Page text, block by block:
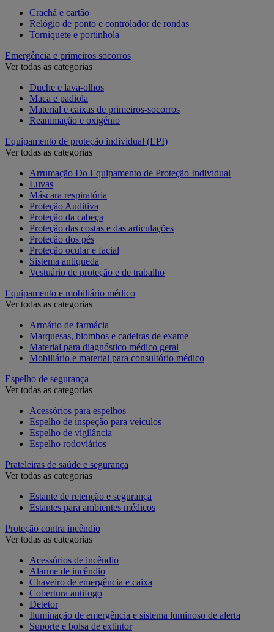
Crachá e cartão
Relógio de ponto e controlador de rondas
Torniquete e portinhola
Emergência e primeiros socorros
Ver todas as categorias
Duche e lava-olhos
Maca e padiola
Material e caixas de primeiros-socorros
Reanimação e oxigénio
Equipamento de proteção individual (EPI)
Ver todas as categorias
Arrumação Do Equipamento de Proteção Individual
Luvas
Máscara respiratória
Proteção Auditiva
Proteção da cabeça
Proteção das costas e das articulações
Proteção dos pés
Proteção ocular e facial
Sistema antiqueda
Vestuário de proteção e de trabalho
Equipamento e mobiliário médico
Ver todas as categorias
Armário de farmácia
Marquesas, biombos e cadeiras de exame
Material para diagnóstico médico geral
Mobiliário e material para consultório médico
Espelho de segurança
Ver todas as categorias
Acessórios para espelhos
Espelho de inspeção para veículos
Espelho de vigilância
Espelho rodoviários
Prateleiras de saúde e segurança
Ver todas as categorias
Estante de retenção e segurança
Estantes para ambientes médicos
Proteção contra incêndio
Ver todas as categorias
Acessórios de incêndio
Alarme de incêndio
Chaveiro de emergência e caixa
Cobertura antifogo
Detetor
Iluminação de emergência e sistema luminoso de alerta
Suporte e bolsa de extintor